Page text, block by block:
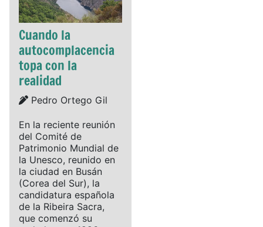
Cuando la
autocomplacencia
topa con la
realidad
Details
Pedro Ortego Gil
En la reciente reunión
del Comité de
Patrimonio Mundial de
la Unesco, reunido en
la ciudad en Busán
(Corea del Sur), la
candidatura española
de la Ribeira Sacra,
que comenzó su